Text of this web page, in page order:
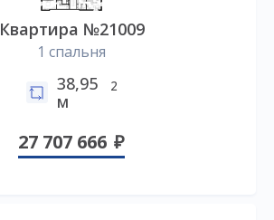
Квартира №21009
1 спальня
38,95
м
2
27 707 666